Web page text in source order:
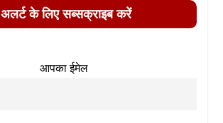
अलर्ट के लिए सब्सक्राइब करें
आपका ईमेल